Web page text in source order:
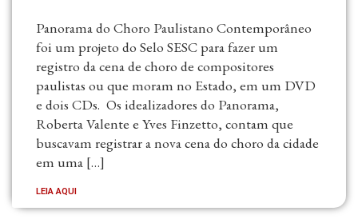
Panorama do Choro Paulistano Contemporâneo
foi um projeto do Selo SESC para fazer um
registro da cena de choro de compositores
paulistas ou que moram no Estado, em um DVD
e dois CDs. Os idealizadores do Panorama,
Roberta Valente e Yves Finzetto, contam que
buscavam registrar a nova cena do choro da cidade
em uma […]
LEIA AQUI